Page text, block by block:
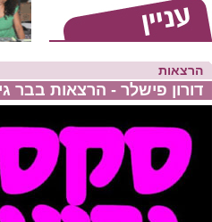
הרצאות
דורון פישלר - הרצאות בבר